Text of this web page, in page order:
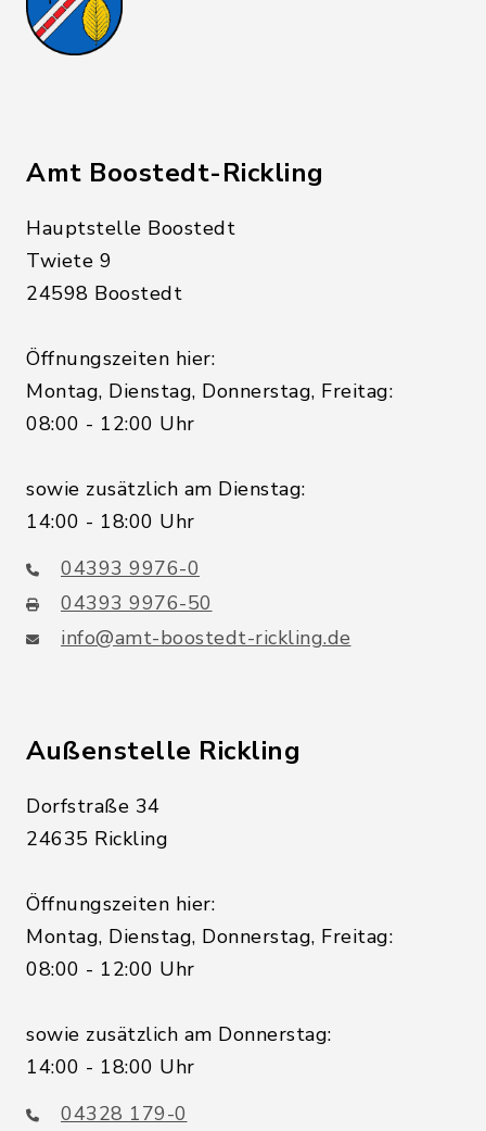
Amt Boostedt-Rickling
Hauptstelle Boostedt
Twiete 9
24598 Boostedt
Öffnungszeiten hier:
Montag, Dienstag, Donnerstag, Freitag:
08:00 - 12:00 Uhr
sowie zusätzlich am Dienstag:
14:00 - 18:00 Uhr
04393 9976-0
04393 9976-50
info@amt-boostedt-rickling.de
Außenstelle Rickling
Dorfstraße 34
24635 Rickling
Öffnungszeiten hier:
Montag, Dienstag, Donnerstag, Freitag:
08:00 - 12:00 Uhr
sowie zusätzlich am Donnerstag:
14:00 - 18:00 Uhr
04328 179-0